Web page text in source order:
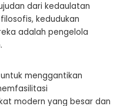
dari kedaulatan
kedudukan
adalah pengelola
menggantikan
modern yang besar dan